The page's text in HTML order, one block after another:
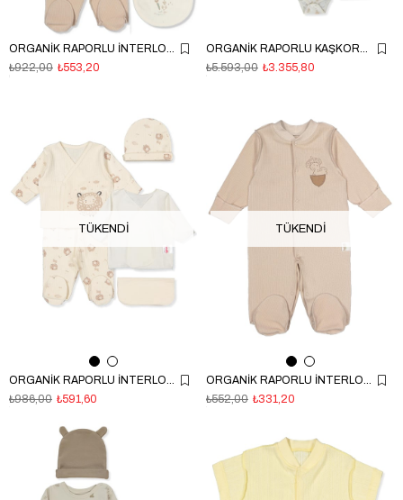
₺553,20
₺922,00
₺3.355,80
₺5.593,00
TÜKENDI
ORGANİK RAPORLU İNTERLOK PREMATURE ZIBIN SET 5Lİ (ORGANIC LITTLE LAMB) EKRU
₺591,60
₺986,00
TÜKENDI
ORGANİK RAPORLU İNTERLOK PATİKLİ TULUM (ORGANIC FARM) BEJ
₺331,20
₺552,00